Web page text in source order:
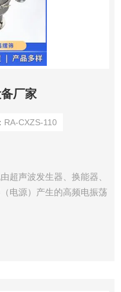
厂家
RA-CXZS-110
超声波发生器、换能器、
电源）产生的高频电振荡
匀传输至筛面。筛网上的
加上超声波振动，既可有